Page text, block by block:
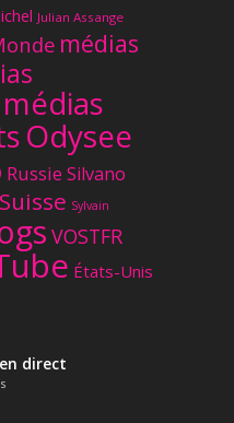
Julian Assange
médias
médias
Odysee
Russie Silvano
Suisse Sylvain
VOSTFR
États-Unis
direct